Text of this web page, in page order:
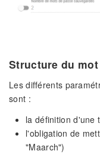
Structure du
Les différents
sont :
la définition d'une
l'obligation de
"Maarch")